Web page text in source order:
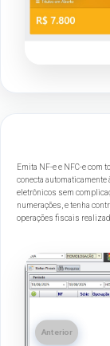
Emita NF-e e NFC-e com
conecta automaticamente
eletrônicos sem
numerações, e tenha
operações fiscais
Anterior